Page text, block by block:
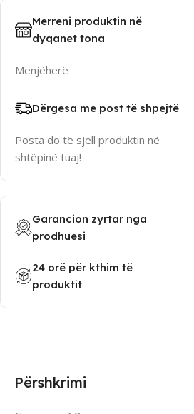
Merreni produktin në
dyqanet tona
Menjëherë
Dërgesa me post të shpejtë
Posta do të sjell produktin në
shtëpinë tuaj!
Garancion zyrtar nga
prodhuesi
24 orë për kthim të
produktit
Përshkrimi